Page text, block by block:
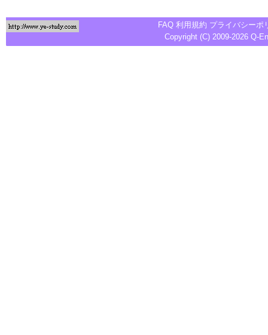
FAQ 利用規約 プライバシーポ
Copyright (C) 2009-2026 Q-